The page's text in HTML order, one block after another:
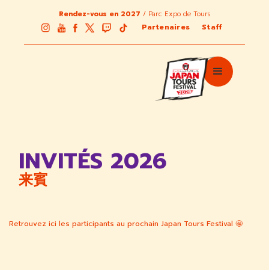
Rendez-vous en 2027 / Parc Expo de Tours
Partenaires Staff
INVITÉS 2026
来賓
Retrouvez ici les participants au prochain Japan Tours Festival 🤩